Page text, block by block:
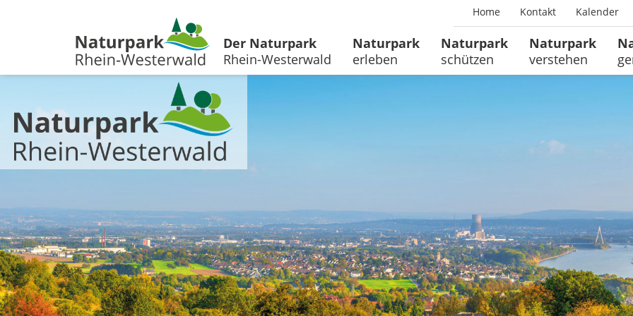
Home Kontakt Kalender
Der Naturpark
Rhein-Westerwald
Naturpark
erleben
Naturpark
schützen
Naturpark
verstehen